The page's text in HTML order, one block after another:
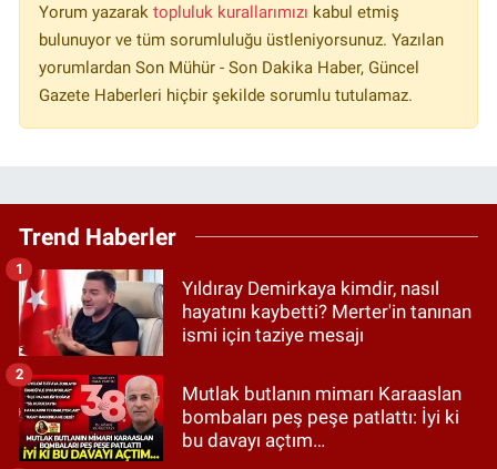
Yorum yazarak topluluk kurallarımızı kabul etmiş
bulunuyor ve tüm sorumluluğu üstleniyorsunuz. Yazılan
yorumlardan Son Mühür - Son Dakika Haber, Güncel
Gazete Haberleri hiçbir şekilde sorumlu tutulamaz.
Trend Haberler
Yıldıray Demirkaya kimdir, nasıl
hayatını kaybetti? Merter'in tanınan
ismi için taziye mesajı
1
Mutlak butlanın mimarı Karaaslan
bombaları peş peşe patlattı: İyi ki
bu davayı açtım…
2